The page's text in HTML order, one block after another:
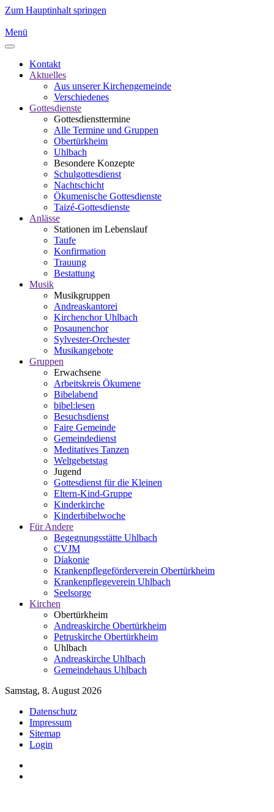
Zum Hauptinhalt springen
Menü
Kontakt
Aktuelles
Aus unserer Kirchengemeinde
Verschiedenes
Gottesdienste
Gottesdiensttermine
Alle Termine und Gruppen
Obertürkheim
Uhlbach
Besondere Konzepte
Schulgottesdienst
Nachtschicht
Ökumenische Gottesdienste
Taizé-Gottesdienste
Anlässe
Stationen im Lebenslauf
Taufe
Konfirmation
Trauung
Bestattung
Musik
Musikgruppen
Andreaskantorei
Kirchenchor Uhlbach
Posaunenchor
Sylvester-Orchester
Musikangebote
Gruppen
Erwachsene
Arbeitskreis Ökumene
Bibelabend
bibel:lesen
Besuchsdienst
Faire Gemeinde
Gemeindedienst
Meditatives Tanzen
Weltgebetstag
Jugend
Gottesdienst für die Kleinen
Eltern-Kind-Gruppe
Kinderkirche
Kinderbibelwoche
Für Andere
Begegnungsstätte Uhlbach
CVJM
Diakonie
Krankenpflegeförderverein Obertürkheim
Krankenpflegeverein Uhlbach
Seelsorge
Kirchen
Obertürkheim
Andreaskirche Obertürkheim
Petruskirche Obertürkheim
Uhlbach
Andreaskirche Uhlbach
Gemeindehaus Uhlbach
Samstag, 8. August 2026
Datenschutz
Impressum
Sitemap
Login